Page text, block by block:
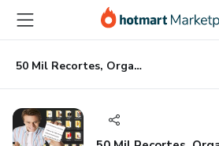
para
conteúdo
principal
para
pagamento
para
rodapé
50 Mil Recortes, Organizados e Categorizados